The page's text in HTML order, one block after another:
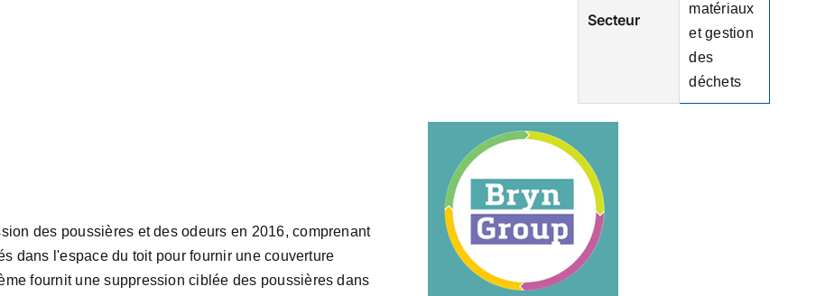
Secteur
matériaux
et gestion
des
déchets
des poussières et des odeurs en 2016, comprenant
dans l'espace du toit pour fournir une couverture
fournit une suppression ciblée des poussières dans